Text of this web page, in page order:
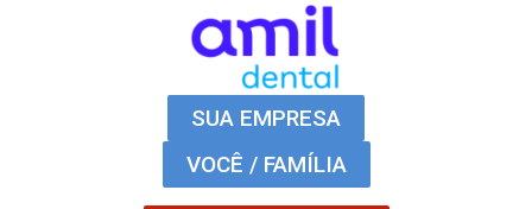
SUA EMPRESA
VOCÊ / FAMÍLIA